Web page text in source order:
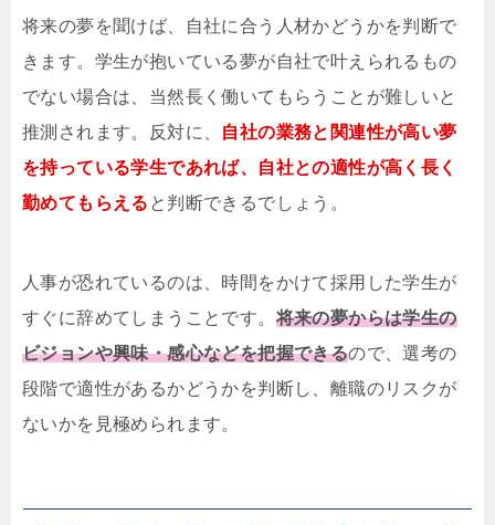
将来の夢を聞けば、自社に合う人材かどうかを判断で
きます。学生が抱いている夢が自社で叶えられるもの
でない場合は、当然長く働いてもらうことが難しいと
推測されます。反対に、 自社の業務と関連性が高い夢
を持っている学生であれば、自社との適性が高く長く
勤めてもらえる と判断できるでしょう。
人事が恐れているのは、時間をかけて採用した学生が
すぐに辞めてしまうことです。将来の夢からは学生の
ビジョンや興味・感心などを把握できるので、選考の
段階で適性があるかどうかを判断し、離職のリスクが
ないかを見極められます。